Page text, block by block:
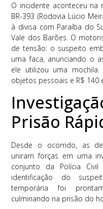
O incidente aconteceu na
BR-393 (Rodovia Lúcio
à divisa com Paraíba do
Vale dos Barões. O
de tensão: o suspeito
uma faca, anunciando o
ele utilizou uma mochila.
objetos pessoais e R$ 140
Prisão
Desde o ocorrido, as
uniram forças em uma
conjunto da Polícia
identificação do
temporária foi
culminando na prisão do